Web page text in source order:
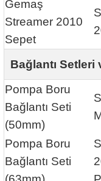
Gemaş
Streamer 2010
Sepet
Bağlantı
Pompa Boru
Bağlantı Seti
(50mm)
Pompa Boru
Bağlantı Seti